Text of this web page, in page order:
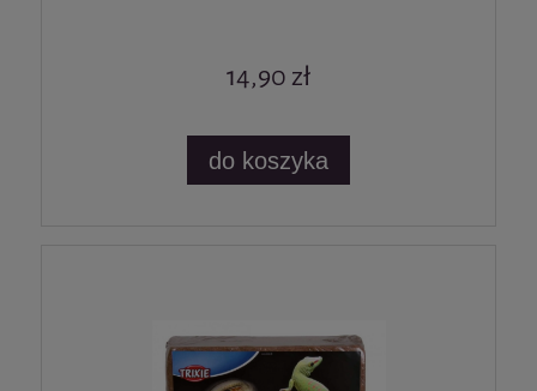
14,90 zł
do koszyka